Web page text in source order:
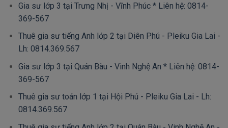
Gia sư lớp 3 tại Trưng Nhị - Vĩnh Phúc * Liên hệ: 0814-
369-567
Thuê gia sư tiếng Anh lớp 2 tại Diên Phú - Pleiku Gia Lai -
Lh: 0814.369.567
Gia sư lớp 3 tại Quán Bàu - Vinh Nghệ An * Liên hệ: 0814-
369-567
Thuê gia sư toán lớp 1 tại Hội Phú - Pleiku Gia Lai - Lh:
0814.369.567